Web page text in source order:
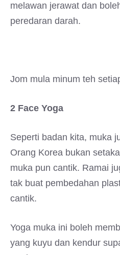
melawan jerawat dan
peredaran darah.
Jom mula minum teh
2 Face Yoga
Seperti badan kita, muka
Orang Korea bukan
muka pun cantik. Ramai
tak buat pembedahan
cantik.
Yoga muka ini boleh
yang kuyu dan kendur